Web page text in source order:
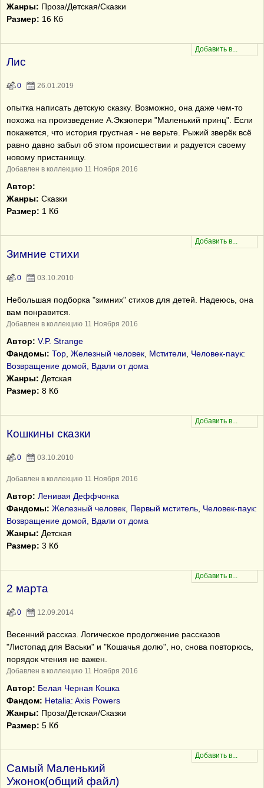
Жанры: Проза/Детская/Сказки
Размер: 16 Кб
Лис
0 26.01.2019
опытка написать детскую сказку. Возможно, она даже чем-то
похожа на произведение А.Экзюпери "Маленький принц". Если
покажется, что история грустная - не верьте. Рыжий зверёк всё
равно давно забыл об этом происшествии и радуется своему
новому пристанищу.
Добавлен в коллекцию 11 Ноября 2016
Автор:
Жанры: Сказки
Размер: 1 Кб
Зимние стихи
0 03.10.2010
Небольшая подборка "зимних" стихов для детей. Надеюсь, она
вам понравится.
Добавлен в коллекцию 11 Ноября 2016
Автор: V.P. Strange
Фандомы: Тор Железный человек Мстители
Человек-паук:
Возвращение домой, Вдали от дома
Жанры: Детская
Размер: 8 Кб
Кошкины сказки
0 03.10.2010
Добавлен в коллекцию 11 Ноября 2016
Автор: Ленивая Деффчонка
Фандомы: Железный человек Первый мститель Человек-паук:
Возвращение домой, Вдали от дома
Жанры: Детская
Размер: 3 Кб
2 марта
0 12.09.2014
Весенний рассказ. Логическое продолжение рассказов
"Листопад для Васьки" и "Кошачья долю", но, снова повторюсь,
порядок чтения не важен.
Добавлен в коллекцию 11 Ноября 2016
Автор: Белая Черная Кошка
Фандом: Hetalia: Axis Powers
Жанры: Проза/Детская/Сказки
Размер: 5 Кб
Самый Маленький
Ужонок(общий файл)